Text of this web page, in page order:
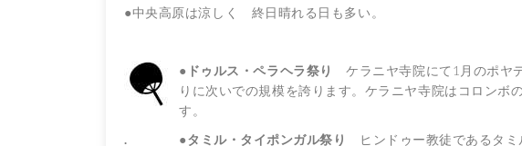
●中央高原は涼しく 終日晴れる日も多い。
●ドゥルス・ペラヘラ祭りケラニヤ寺院にて1月のポヤ
りに次いでの規模を誇ります。ケラニヤ寺院はコロンボ
す。
. ●タミル・タイポンガル祭り
ヒンドゥー教徒であるタ